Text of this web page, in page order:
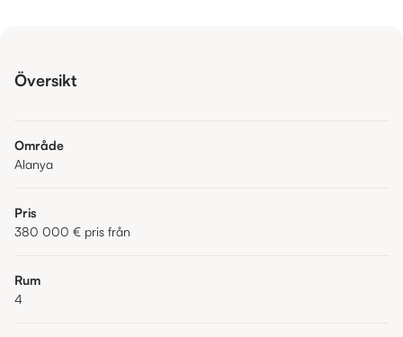
Översikt
Område
Alanya
Pris
380 000 € pris från
Rum
4